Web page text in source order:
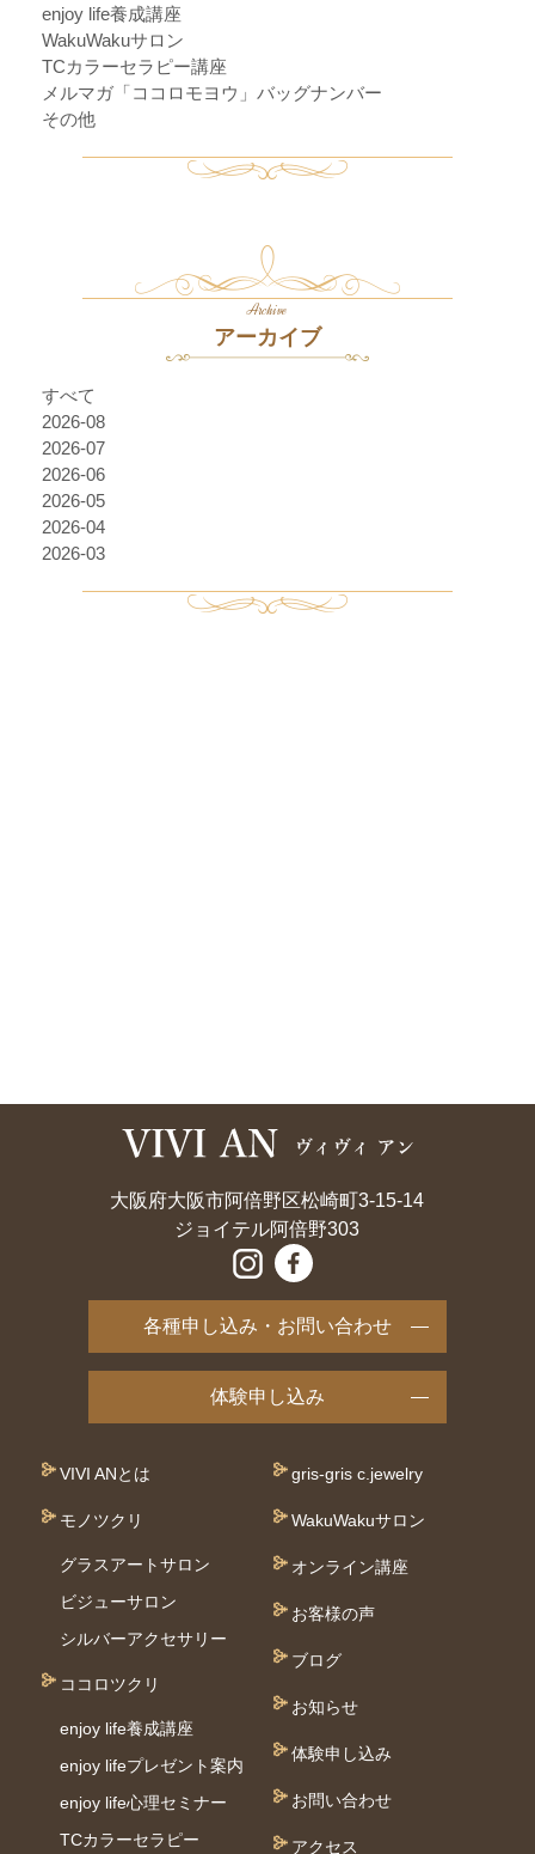
enjoy life養成講座
WakuWakuサロン
TCカラーセラピー講座
メルマガ「ココロモヨウ」バッグナンバー
その他
Archive
アーカイブ
すべて
2026-08
2026-07
2026-06
2026-05
2026-04
2026-03
大阪府大阪市阿倍野区松崎町3-15-14
ジョイテル阿倍野303
各種申し込み・お問い合わせ
体験申し込み
VIVI ANとは
モノツクリ
グラスアートサロン
ビジューサロン
シルバーアクセサリー
ココロツクリ
enjoy life養成講座
enjoy lifeプレゼント案内
enjoy life心理セミナー
TCカラーセラピー
gris-gris c.jewelry
WakuWakuサロン
オンライン講座
お客様の声
ブログ
お知らせ
体験申し込み
お問い合わせ
アクセス